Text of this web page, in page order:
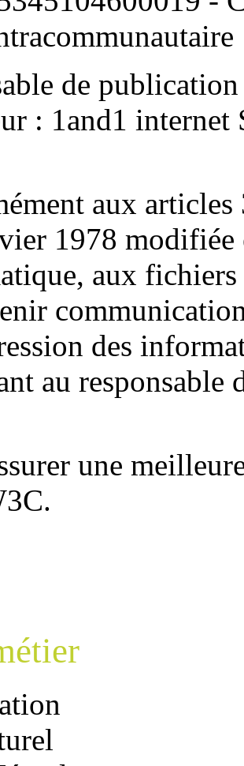
de
: 1and1 internet
aux
1978 modifiée
aux
des
au
une